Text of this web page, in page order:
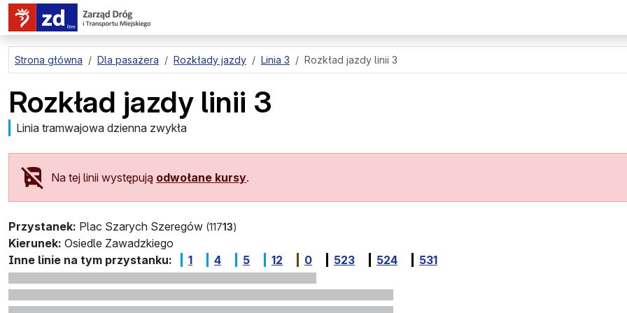
przejdź do treści strony
Strona główna Dla pasażera Rozkłady jazdy Linia 3 Rozkład jazdy linii 3
Rozkład jazdy linii 3
Linia tramwajowa dzienna zwykła
Na tej linii występują odwołane kursy.
Przystanek: Plac Szarych Szeregów (11713)
Kierunek: Osiedle Zawadzkiego
Inne linie na tym przystanku:
1 4 5 12 0 523 524 531